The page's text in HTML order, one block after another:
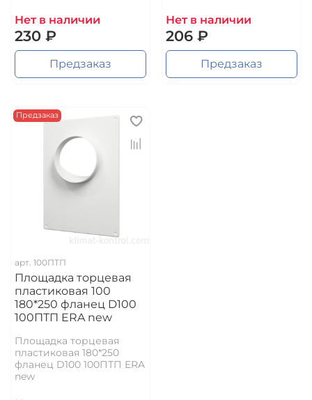
Нет в наличии
230 ₽
Предзаказ
Нет в наличии
206 ₽
Предзаказ
Предзаказ
арт. 100ПТП
Площадка торцевая
пластиковая 100
180*250 фланец D100
100ПТП ERA new
Площадка торцевая
пластиковая 180*250
фланец D100 100ПТП ERA
new